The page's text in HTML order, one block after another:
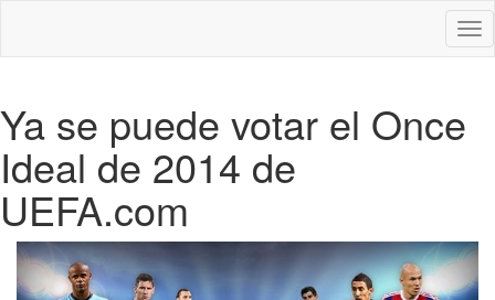
Ya se puede votar el Once
Ideal de 2014 de
UEFA.com